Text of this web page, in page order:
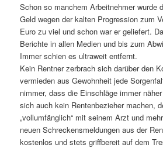
Schon so manchem Arbeitnehmer wurde
Geld wegen der kalten Progression zum
Euro zu viel und schon war er geliefert.
Berichte in allen Medien und bis zum
Immer schien es ultraweit entfernt.
Kein Rentner zerbrach sich darüber den
vermieden aus Gewohnheit jede
nimmer, dass die Einschläge immer
sich auch kein Rentenbezieher machen,
„vollumfänglich“ mit seinem Arzt und
neuen Schreckensmeldungen aus der
kostenlos und stets griffbereit auf dem